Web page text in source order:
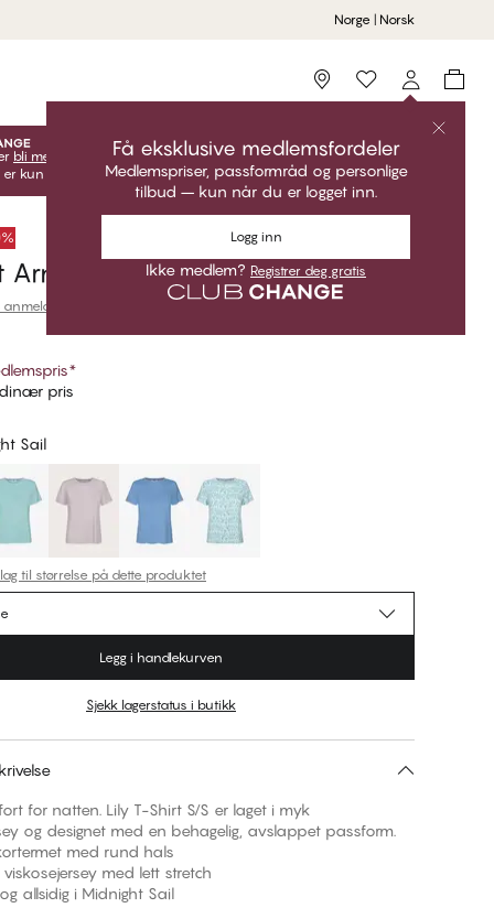
Norge | Norsk
Storefinder
Få eksklusive medlemsfordeler
Medlemspriser, passformråd og personlige
tilbud – kun når du er logget inn.
Logg inn
Ikke medlem? Registrer deg gratis
bli medlem
lås opp dine eksklusive medlemstilbud!
kun gyldige når du er innlogget.
Arm Nattskjorte
*
pris
Sail
til størrelse på dette produktet
Legg i handlekurven
Sjekk lagerstatus i butikk
for natten. Lily T-Shirt S/S er laget i myk
og designet med en behagelig, avslappet passform.
med rund hals
med lett stretch
allsidig i Midnight Sail